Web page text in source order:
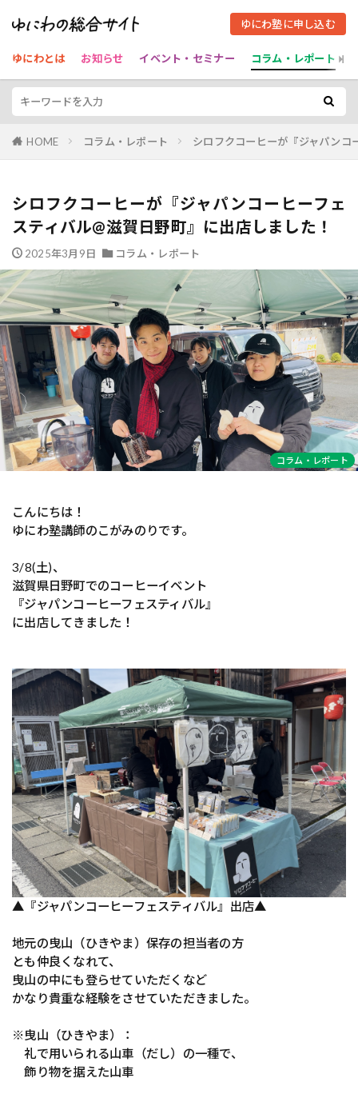
ゆにわ塾に申し込む
ゆにわとは お知らせ イベント・セミナー コラム・レポート
HOME コラム・レポート シロフクコーヒーが『ジャパンコ
シロフクコーヒーが『ジャパンコーヒーフェ
スティバル@滋賀日野町』に出店しました！
2025年3月9日 コラム・レポート
コラム・レポート
こんにちは！
ゆにわ塾講師のこがみのりです。
3/8(土)、
滋賀県日野町でのコーヒーイベント
『ジャパンコーヒーフェスティバル』
に出店してきました！
▲『ジャパンコーヒーフェスティバル』出店▲
地元の曳山（ひきやま）保存の担当者の方
とも仲良くなれて、
曳山の中にも登らせていただくなど
かなり貴重な経験をさせていただきました。
※曳山（ひきやま）：
礼で用いられる山車（だし）の一種で、
飾り物を据えた山車